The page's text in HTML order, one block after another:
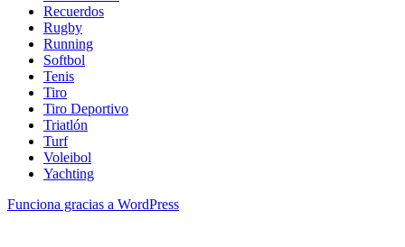
Recuerdos
Rugby
Running
Softbol
Tenis
Tiro
Tiro Deportivo
Triatlón
Turf
Voleibol
Yachting
Funciona gracias a WordPress